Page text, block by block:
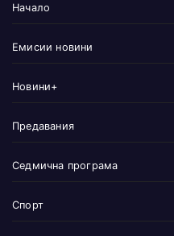
Начало
Емисии новини
Новини+
Предавания
Седмична програма
Спорт